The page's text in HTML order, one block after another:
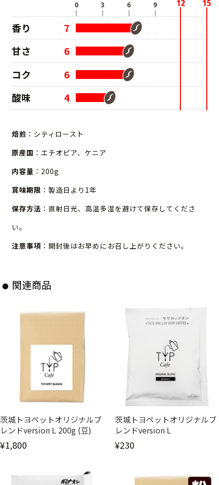
香り
7
甘さ
6
コク
6
酸味
4
焙煎 ：シティロースト
原産国 ：エチオピア、ケニア
内容量 ：200g
賞味期限 ：製造日より1年
保存方法 ：直射日光、高温多湿を避けて保存してくださ
い。
注意事項 ：開封後はお早めにお召し上がりください。
関連商品
茨城トヨペットオリジナルブ
レンドversion L 200g (豆)
¥1,800
茨城トヨペットオリジナルブ
レンドversion L
¥230